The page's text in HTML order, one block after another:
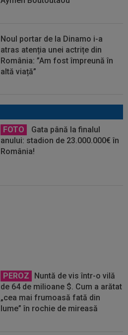
Noul portar de la Dinamo i-a
atras atenția unei actrițe din
România: ”Am fost împreună în
altă viață”
FOTO
Gata până la finalul
anului: stadion de 23.000.000€ în
România!
PEROZ
Nuntă de vis într-o vilă
de 64 de milioane $. Cum a arătat
„cea mai frumoasă fată din
lume” în rochie de mireasă